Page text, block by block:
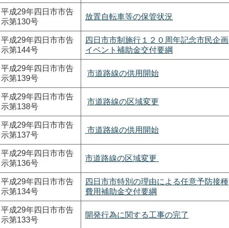
平成29年四日市市告
示第130号
放置自転車等の保管状況
平成29年四日市市告
示第144号
四日市市制施行１２０周年記念市民企画
イベント補助金交付要綱
平成29年四日市市告
示第139号
市道路線の供用開始
平成29年四日市市告
示第138号
市道路線の区域変更
平成29年四日市市告
示第137号
市道路線の供用開始
平成29年四日市市告
示第136号
市道路線の区域変更
平成29年四日市市告
示第134号
四日市市特別の理由による任意予防接種
費用補助金交付要綱
平成29年四日市市告
示第133号
開発行為に関する工事の完了